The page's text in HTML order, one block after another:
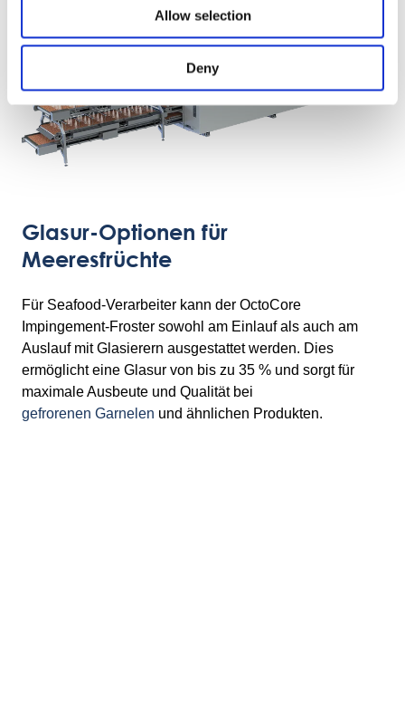
Allow selection
Deny
Glasur-Optionen für
Meeresfrüchte
Für Seafood-Verarbeiter kann der OctoCore
Impingement-Froster sowohl am Einlauf als auch am
Auslauf mit Glasierern ausgestattet werden. Dies
ermöglicht eine Glasur von bis zu 35 % und sorgt für
maximale Ausbeute und Qualität bei
gefrorenen Garnelen und ähnlichen Produkten.